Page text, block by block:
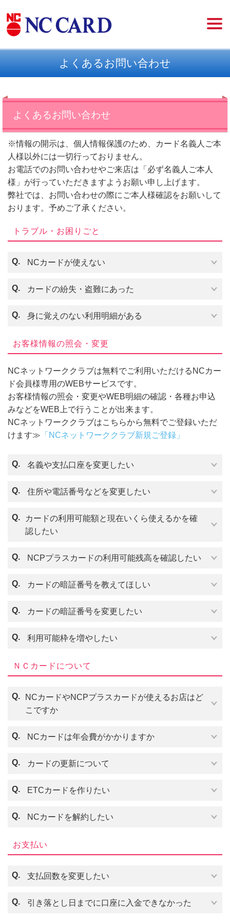
よくあるお問い合わせ
よくあるお問い合わせ
※情報の開示は、個人情報保護のため、カード名義人ご本
人様以外には一切行っておりません。
お電話でのお問い合わせやご来店は「必ず名義人ご本人
様」が行っていただきますようお願い申し上げます。
弊社では、お問い合わせの際にご本人様確認をお願いして
おります。予めご了承ください。
トラブル・お困りごと
Q. NCカードが使えない
カードのIC部又は磁気ストライプ部の劣化などによ
り読み取りができないことがございます。
窓口までお越しください。
います。
何らかの理由で「カードがご利用いただけない状
態」となっている場合がございます。
原因をお調べいたしますので、お電話にてお問い合
グサイトがございます。
「NCカード本人認証WEB登録サービス」にご登録
さい。
られるワンタイムパスワードを入力して決済が進み
「NCカード本人認証WEB登録サービス」はこちら
から無料でご登録いただけます≫
的に解除できる場合がございます。お電話にてお問
合せください。
につきましては、カードのご利用に一時的な制限が
ご本人様のご利用で間違いない場合のみ制限を解除
Q. カードの紛失・盗難にあった
Q. 身に覚えのない利用明細がある
お客様情報の照会・変更
NCネットワーククラブは無料でご利用いただけるNCカー
ド会員様専用のWEBサービスです。
お客様情報の照会・変更やWEB明細の確認・各種お申込
みなどをWEB上で行うことが出来ます。
NCネットワーククラブはこちらから無料でご登録いただ
けます≫ 「NCネットワーククラブ新規ご登録」
Q. 名義や支払口座を変更したい
Q. 住所や電話番号などを変更したい
Q.
カードの利用可能額と現在いくら使えるかを確
認したい
Q. NCPプラスカードの利用可能残高を確認したい
Q. カードの暗証番号を教えてほしい
Q. カードの暗証番号を変更したい
Q. 利用可能枠を増やしたい
ＮＣカードについて
Q.
NCカードやNCPプラスカードが使えるお店はど
こですか
こちら
Q. NCカードは年会費がかかりますか
Q. カードの更新について
Q. ETCカードを作りたい
Q. NCカードを解約したい
お支払い
Q. 支払回数を変更したい
Q. 引き落とし日までに口座に入金できなかった